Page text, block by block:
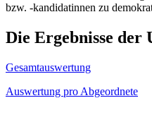
bzw. -kandidatinnen zu
Die Ergebnisse der
Gesamtauswertung
Auswertung pro Abgeordnete